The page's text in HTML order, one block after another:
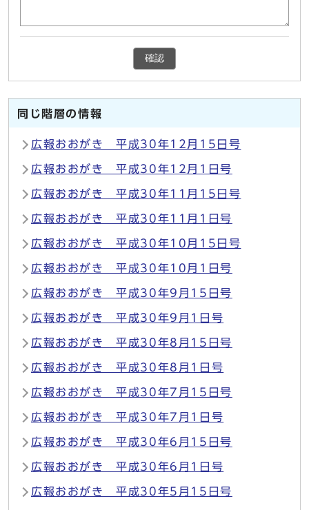
確認
同じ階層の情報
広報おおがき 平成30年12月15日号
広報おおがき 平成30年12月1日号
広報おおがき 平成30年11月15日号
広報おおがき 平成30年11月1日号
広報おおがき 平成30年10月15日号
広報おおがき 平成30年10月1日号
広報おおがき 平成30年9月15日号
広報おおがき 平成30年9月1日号
広報おおがき 平成30年8月15日号
広報おおがき 平成30年8月1日号
広報おおがき 平成30年7月15日号
広報おおがき 平成30年7月1日号
広報おおがき 平成30年6月15日号
広報おおがき 平成30年6月1日号
広報おおがき 平成30年5月15日号